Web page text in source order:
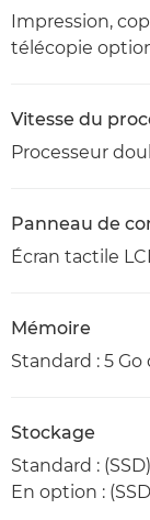
Impression,
télécopie
Vitesse du
Processeur
Panneau de
Écran tactile
Mémoire
Standard : 5 Go
Stockage
Standard :
En option :